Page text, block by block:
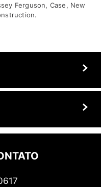
Ferguson, Case, New
atendimento
altamente capacitados
peças e acessórios agrícolas